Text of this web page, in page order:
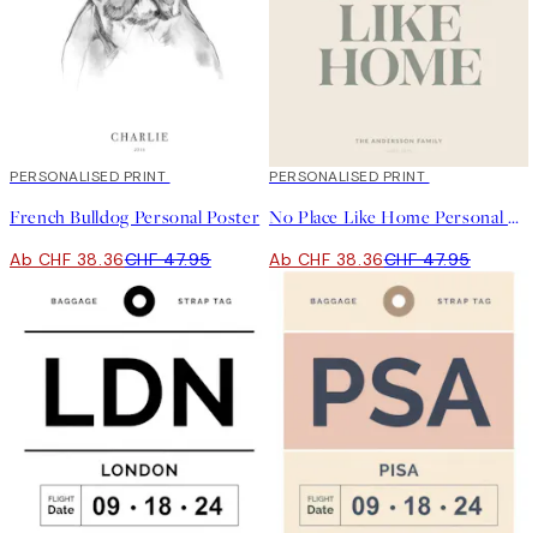
20%*
PERSONALISED PRINT
French Bulldog Personal Poster
Ab CHF 38.36CHF 47.95
20%*
PERSONALISED PRINT
No Place Like Home Personal Poster
Ab CHF 38.36CHF 47.95